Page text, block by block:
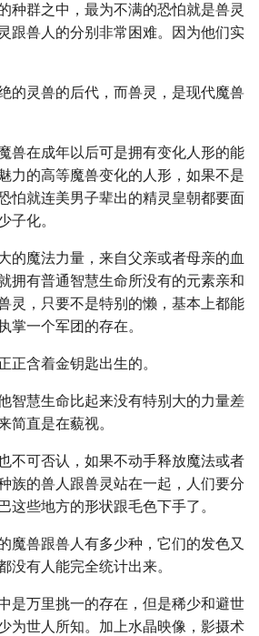
种群之中，最为不满的恐怕就是兽灵
跟兽人的分别非常困难。因为他们实
的灵兽的后代，而兽灵，是现代魔兽
兽在成年以后可是拥有变化人形的能
力的高等魔兽变化的人形，如果不是
怕就连美男子辈出的精灵皇朝都要面
子化。
的魔法力量，来自父亲或者母亲的血
拥有普通智慧生命所没有的元素亲和
灵，只要不是特别的懒，基本上都能
掌一个军团的存在。
正含着金钥匙出生的。
智慧生命比起来没有特别大的力量差
简直是在藐视。
不可否认，如果不动手释放魔法或者
族的兽人跟兽灵站在一起，人们要分
这些地方的形状跟毛色下手了。
魔兽跟兽人有多少种，它们的发色又
没有人能完全统计出来。
是万里挑一的存在，但是稀少和避世
为世人所知。加上水晶映像，影摄术